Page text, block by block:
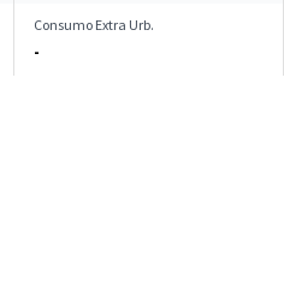
Consumo Extra Urb.
-